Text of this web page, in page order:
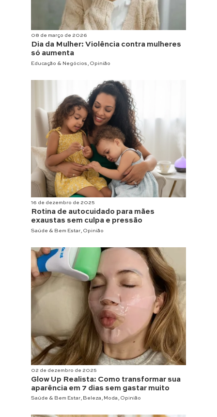
08 de março de 2026
Dia da Mulher: Violência contra mulheres
só aumenta
Educação & Negócios Opinião
16 de dezembro de 2025
Rotina de autocuidado para mães
exaustas sem culpa e pressão
Saúde & Bem Estar Opinião
02 de dezembro de 2025
Glow Up Realista: Como transformar sua
aparência em 7 dias sem gastar muito
Saúde & Bem Estar Beleza Moda Opinião